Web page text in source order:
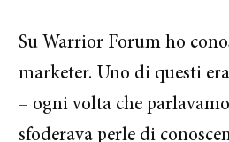
Su Warrior Forum ho
marketer. Uno di questi
– ogni volta che
sfoderava perle di